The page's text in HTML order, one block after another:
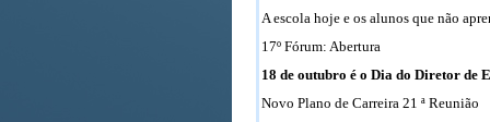
A escola hoje e os alunos que não
17º Fórum: Abertura
18 de outubro é o Dia do Diretor de
Novo Plano de Carreira 21 ª Reunião